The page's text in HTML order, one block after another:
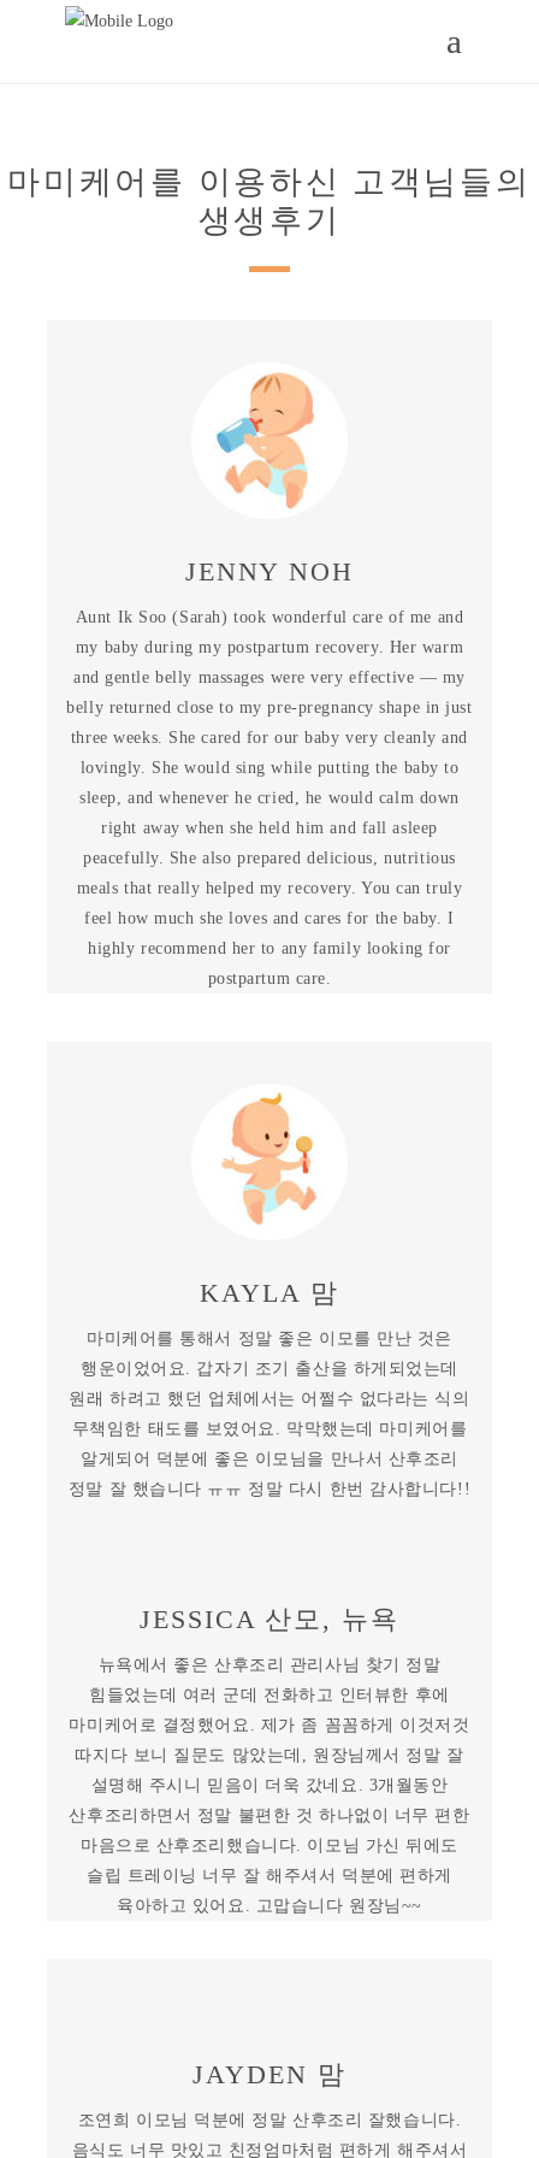
마미케어를 이용하신 고객님들의
생생후기
JENNY NOH
Aunt Ik Soo (Sarah) took wonderful care of me and
my baby during my postpartum recovery. Her warm
and gentle belly massages were very effective — my
belly returned close to my pre-pregnancy shape in just
three weeks. She cared for our baby very cleanly and
lovingly. She would sing while putting the baby to
sleep, and whenever he cried, he would calm down
right away when she held him and fall asleep
peacefully. She also prepared delicious, nutritious
meals that really helped my recovery. You can truly
feel how much she loves and cares for the baby. I
highly recommend her to any family looking for
postpartum care.
KAYLA 맘
마미케어를 통해서 정말 좋은 이모를 만난 것은
행운이었어요. 갑자기 조기 출산을 하게되었는데
원래 하려고 했던 업체에서는 어쩔수 없다라는 식의
무책임한 태도를 보였어요. 막막했는데 마미케어를
알게되어 덕분에 좋은 이모님을 만나서 산후조리
정말 잘 했습니다 ㅠㅠ 정말 다시 한번 감사합니다!!
JESSICA 산모, 뉴욕
뉴욕에서 좋은 산후조리 관리사님 찾기 정말
힘들었는데 여러 군데 전화하고 인터뷰한 후에
마미케어로 결정했어요. 제가 좀 꼼꼼하게 이것저것
따지다 보니 질문도 많았는데, 원장님께서 정말 잘
설명해 주시니 믿음이 더욱 갔네요. 3개월동안
산후조리하면서 정말 불편한 것 하나없이 너무 편한
마음으로 산후조리했습니다. 이모님 가신 뒤에도
슬립 트레이닝 너무 잘 해주셔서 덕분에 편하게
육아하고 있어요. 고맙습니다 원장님~~
JAYDEN 맘
조연희 이모님 덕분에 정말 산후조리 잘했습니다.
음식도 너무 맛있고 친정엄마처럼 편하게 해주셔서